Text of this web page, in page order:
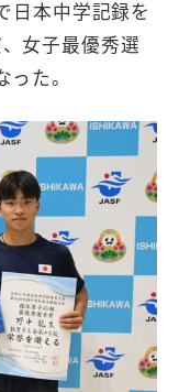
日本中学記録を
女子最優秀選
た。